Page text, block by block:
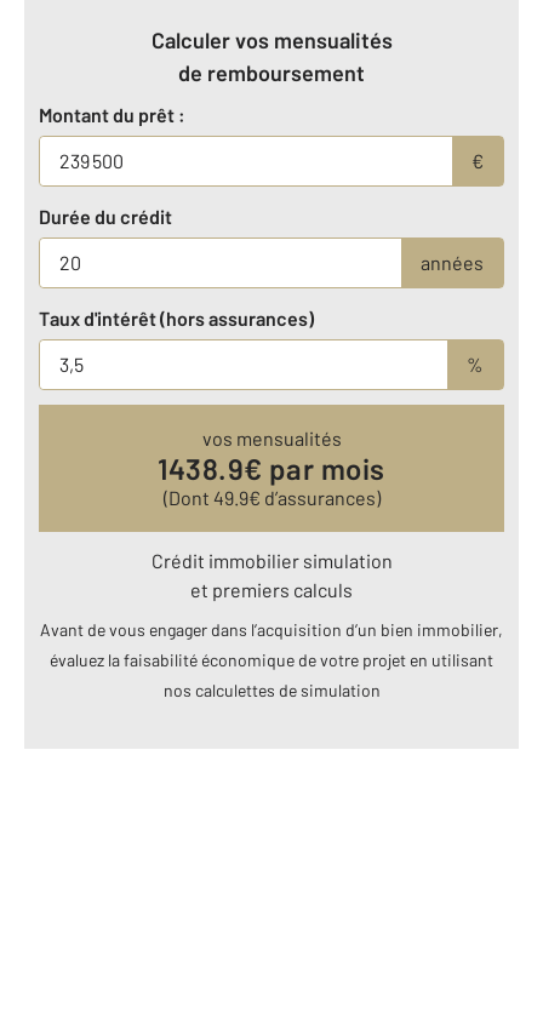
Calculer vos mensualités
de remboursement
Montant du prêt :
€
Durée du crédit
années
Taux d'intérêt (hors assurances)
%
vos mensualités
1438.9€ par mois
(Dont 49.9€ d’assurances)
Crédit immobilier simulation
et premiers calculs
Avant de vous engager dans l’acquisition d’un bien immobilier,
évaluez la faisabilité économique de votre projet en utilisant
nos calculettes de simulation